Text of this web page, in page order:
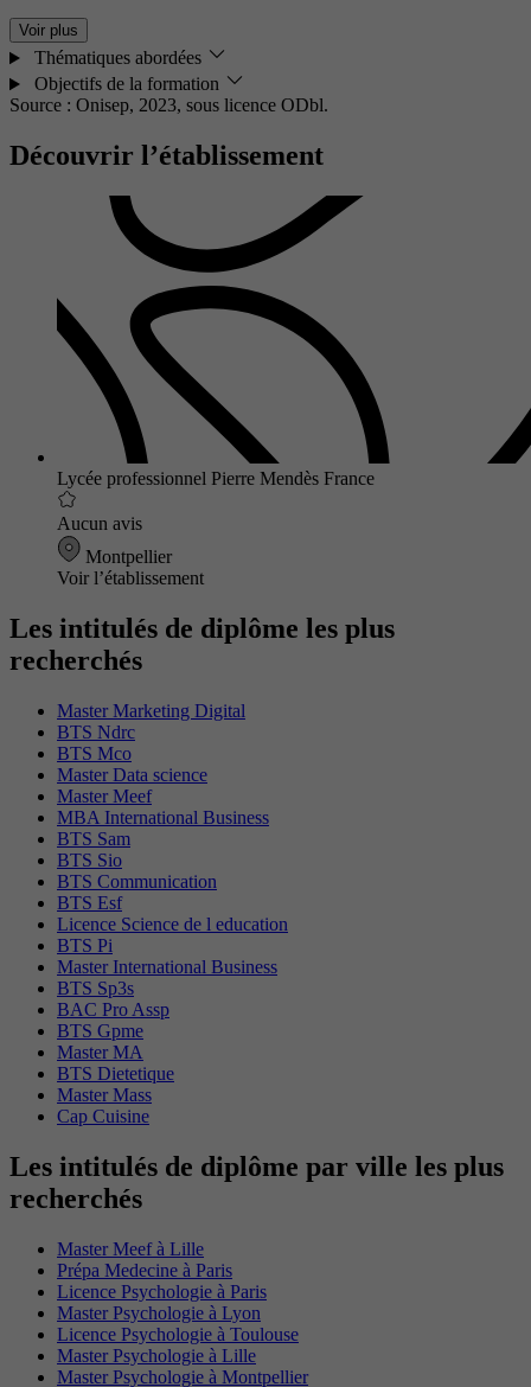
Voir plus
Thématiques abordées
Objectifs de la formation
Source : Onisep, 2023, sous licence ODbl.
Découvrir l’établissement
Lycée professionnel Pierre Mendès France
Aucun avis
Montpellier
Voir l’établissement
Les intitulés de diplôme les plus
recherchés
Master Marketing Digital
BTS Ndrc
BTS Mco
Master Data science
Master Meef
MBA International Business
BTS Sam
BTS Sio
BTS Communication
BTS Esf
Licence Science de l education
BTS Pi
Master International Business
BTS Sp3s
BAC Pro Assp
BTS Gpme
Master MA
BTS Dietetique
Master Mass
Cap Cuisine
Les intitulés de diplôme par ville les plus
recherchés
Master Meef à Lille
Prépa Medecine à Paris
Licence Psychologie à Paris
Master Psychologie à Lyon
Licence Psychologie à Toulouse
Master Psychologie à Lille
Master Psychologie à Montpellier